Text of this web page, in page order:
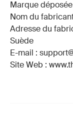
Marque
Nom du
Adresse du
Suède
E-mail :
Site Web :